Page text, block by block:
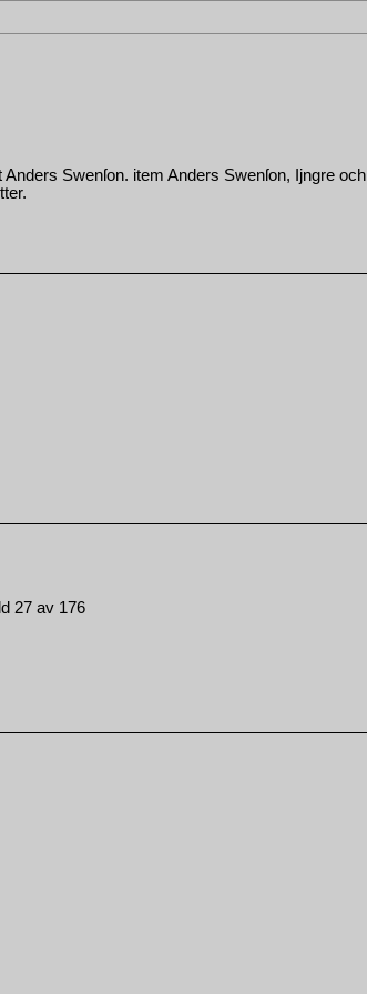
Swenſon. item Anders Swenſon, Ijngre och
27 av 176